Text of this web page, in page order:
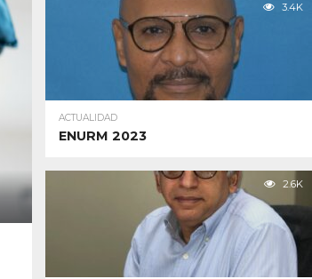
3.4K
ACTUALIDAD
ENURM 2023
2.6K